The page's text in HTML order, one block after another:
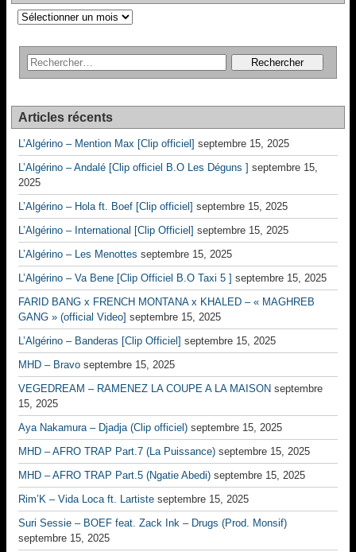
Archives
Articles récents
L’Algérino – Mention Max [Clip officiel] septembre 15, 2025
L’Algérino – Andalé [Clip officiel B.O Les Déguns ] septembre 15,
2025
L’Algérino – Hola ft. Boef [Clip officiel] septembre 15, 2025
L’Algérino – International [Clip Officiel] septembre 15, 2025
L’Algérino – Les Menottes septembre 15, 2025
L’Algérino – Va Bene [Clip Officiel B.O Taxi 5 ] septembre 15, 2025
FARID BANG x FRENCH MONTANA x KHALED – « MAGHREB
GANG » (official Video] septembre 15, 2025
L’Algérino – Banderas [Clip Officiel] septembre 15, 2025
MHD – Bravo septembre 15, 2025
VEGEDREAM – RAMENEZ LA COUPE A LA MAISON septembre
15, 2025
Aya Nakamura – Djadja (Clip officiel) septembre 15, 2025
MHD – AFRO TRAP Part.7 (La Puissance) septembre 15, 2025
MHD – AFRO TRAP Part.5 (Ngatie Abedi) septembre 15, 2025
Rim’K – Vida Loca ft. Lartiste septembre 15, 2025
Suri Sessie – BOEF feat. Zack Ink – Drugs (Prod. Monsif)
septembre 15, 2025